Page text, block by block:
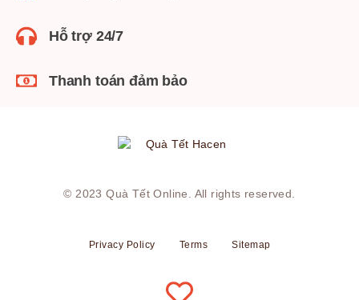
Hỗ trợ 24/7
Thanh toán đảm bảo
© 2023Quà Tết Online . All rights reserved.
Privacy Policy Terms Sitemap